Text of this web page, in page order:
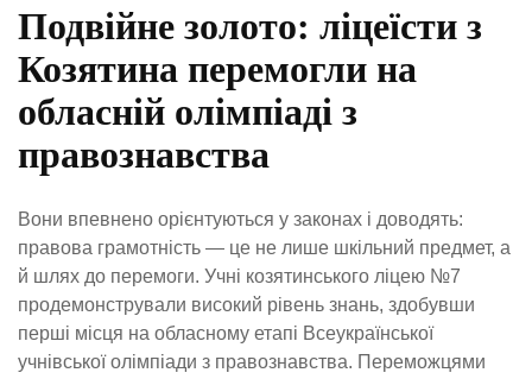
Подвійне золото: ліцеїсти з
Козятина перемогли на
обласній олімпіаді з
правознавства
Вони впевнено орієнтуються у законах і доводять:
правова грамотність — це не лише шкільний предмет, а
й шлях до перемоги. Учні козятинського ліцею №7
продемонстрували високий рівень знань, здобувши
перші місця на обласному етапі Всеукраїнської
учнівської олімпіади з правознавства. Переможцями